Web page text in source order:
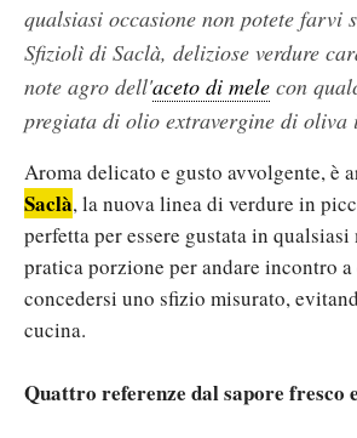
qualsiasi occasione non potete farvi
Sfiziolì di Saclà, deliziose verdure
note agro dell'aceto di mele con
pregiata di olio extravergine di oliva
Aroma delicato e gusto avvolgente, è
Saclà, la nuova linea di verdure in
perfetta per essere gustata in
pratica porzione per andare incontro
concedersi uno sfizio misurato,
cucina.
Quattro referenze dal sapore fresco